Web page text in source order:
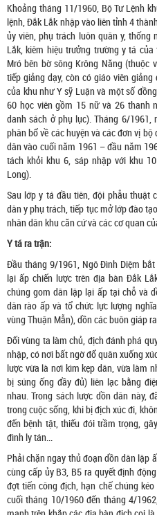
Khoảng tháng 11/1960, Bộ Tư Lệnh
lệnh, Đắk Lắk nhập vào liên tỉnh 4
ủy viên, phụ trách luôn quân y,
Lắk, kiêm hiệu trưởng trường y tá
Mró bên bờ sông Krông Năng (thuộc
tiếp giảng dạy, còn có giáo viên
của khu như Y sỹ Luận và một số
60 học viên gồm 15 nữ và 26 thanh
danh sách ở phụ lục). Tháng 6/1961,
phân bổ về các huyện và các đơn vị
dân vào cuối năm 1961 – đầu năm
tách khỏi khu 6, sáp nhập với khu
Long).
Sau lớp y tá đầu tiên, đội phẫu thuật
dân y phụ trách, tiếp tục mở lớp đào
nhân dân khu căn cứ và các cơ quan
Y tá ra trận:
Đầu tháng 9/1961, Ngô Đình Diệm
lại ấp chiến lược trên địa bàn Đắk
chúng gom dân lập lại ấp tại chỗ và
dân rào ấp và tổ chức lực lượng
vùng Thuận Mẫn), dồn các buôn giáp
Đối vùng ta làm chủ, địch đánh phá
nhập, có nơi bất ngờ đổ quân xuống
lược vừa là nơi kìm kẹp dân, vừa làm
bị súng ống đầy đủ) liên lạc bằng
nhau. Trong sách lược dồn dân này,
trong cuộc sống, khi bị địch xúc đi,
đến bệnh tật, thiếu đói trầm trọng,
đình ly tán...
Phải chặn ngay thủ đoạn dồn dân lập
cùng cấp ủy B3, B5 ra quyết định
đợt tiến công địch, hạn chế chúng
cuối tháng 10/1960 đến tháng 4/